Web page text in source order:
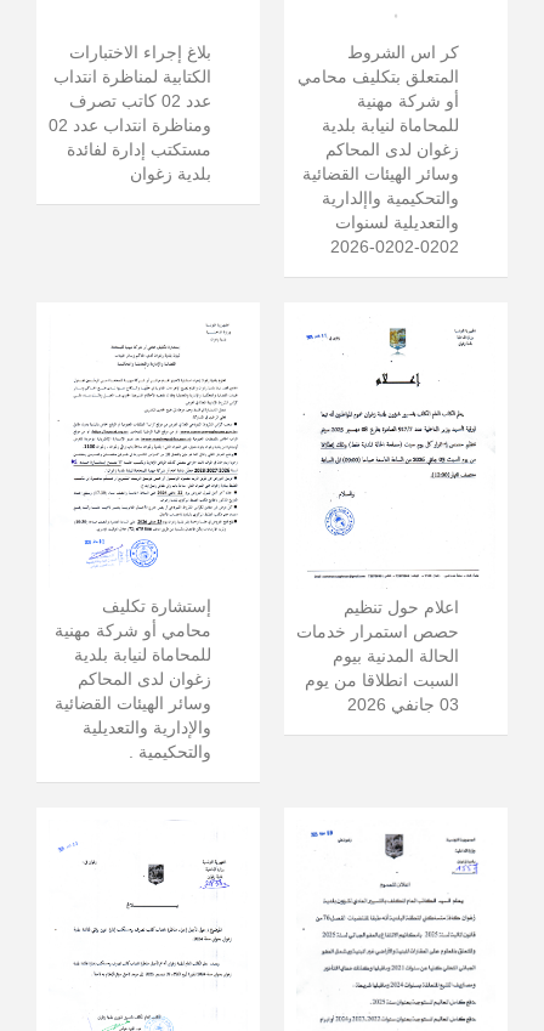
بلاغ إجراء الاختبارات
الكتابية لمناظرة انتداب
عدد 02 كاتب تصرف
ومناظرة انتداب عدد 02
مستكتب إدارة لفائدة
بلدية زغوان
كر اس الشروط
المتعلق بتكليف محامي
أو شركة مهنية
للمحاماة لنيابة بلدية
زغوان لدى المحاكم
وسائر الهيئات القضائية
والتحكيمية واإلدارية
والتعديلية لسنوات
0202-0202-2026
إستشارة تكليف
محامي أو شركة مهنية
للمحاماة لنيابة بلدية
زغوان لدى المحاكم
وسائر الهيئات القضائية
والإدارية والتعديلية
والتحكيمية .
اعلام حول تنظيم
حصص استمرار خدمات
الحالة المدنية بيوم
السبت انطلاقا من يوم
03 جانفي 2026